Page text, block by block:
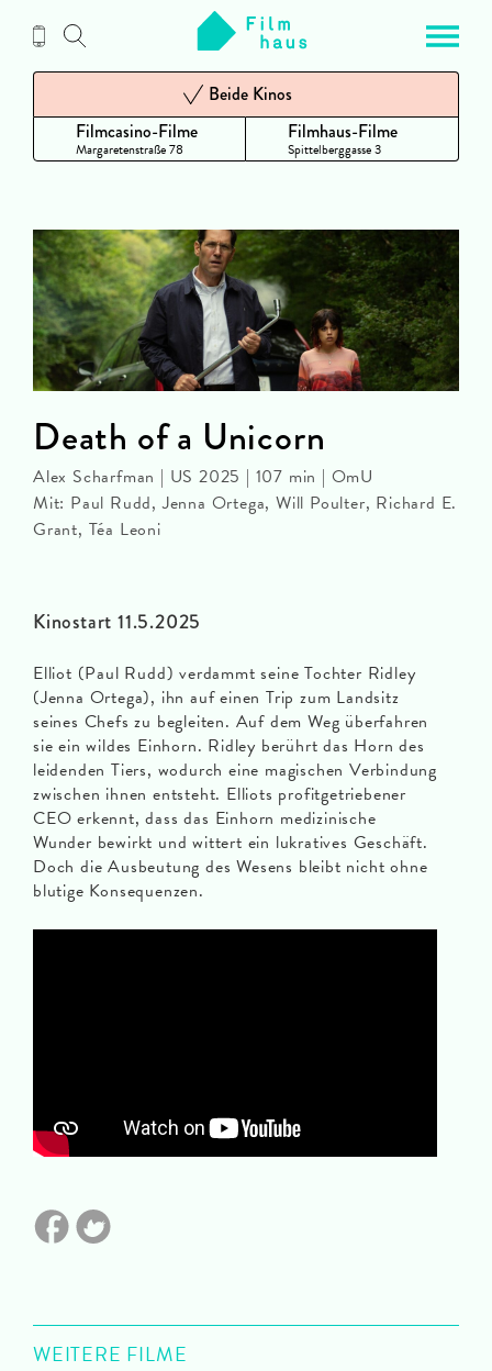
Inhalt
Filmcasino-Filme
Margaretenstraße 78
Beide Kinos
Filmhaus-Filme
Spittelberggasse 3
Kinostart 11.5.2025
Elliot (Paul Rudd) verdammt seine Tochter Ridley
(Jenna Ortega), ihn auf einen Trip zum Landsitz
seines Chefs zu begleiten. Auf dem Weg überfahren
sie ein wildes Einhorn. Ridley berührt das Horn des
leidenden Tiers, wodurch eine magischen Verbindung
zwischen ihnen entsteht. Elliots profitgetriebener
CEO erkennt, dass das Einhorn medizinische
Wunder bewirkt und wittert ein lukratives Geschäft.
Doch die Ausbeutung des Wesens bleibt nicht ohne
blutige Konsequenzen.
Death of a Unicorn
Alex Scharfman | US 2025 | 107 min | OmU
Mit: Paul Rudd, Jenna Ortega, Will Poulter, Richard E.
Grant, Téa Leoni
WEITERE FILME